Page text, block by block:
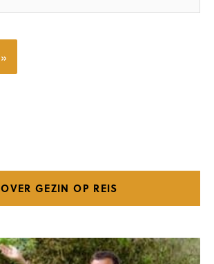
OVER GEZIN OP REIS